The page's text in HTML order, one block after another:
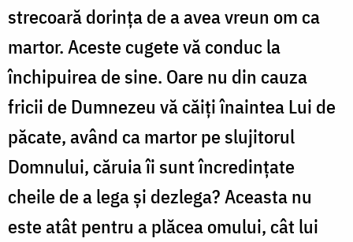
strecoară dorința de a avea vreun om ca
martor. Aceste cugete vă conduc la
închipuirea de sine. Oare nu din cauza
fricii de Dumnezeu vă căiți înaintea Lui de
păcate, având ca martor pe slujitorul
Domnului, căruia îi sunt încredințate
cheile de a lega și dezlega? Aceasta nu
este atât pentru a plăcea omului, cât lui